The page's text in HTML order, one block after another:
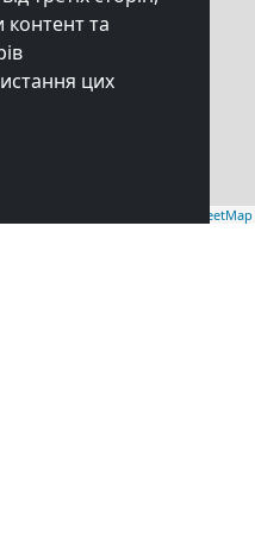
OpenStreetMap
та
цих